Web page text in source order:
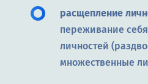
расщепление
переживание
личностей
множественные